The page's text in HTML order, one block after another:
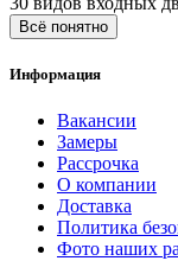
Всё понятно
Информация
Вакансии
Замеры
Рассрочка
О компании
Доставка
Политика
Фото наших